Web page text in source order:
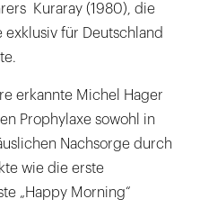
Kuraray (1980), die
exklusiv für Deutschland
erkannte Michel Hager
Prophylaxe sowohl in
Nachsorge durch
wie die erste
„Happy Morning“